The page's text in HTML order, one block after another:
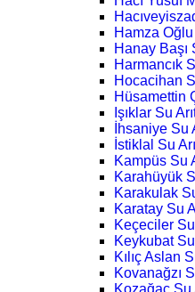
Hamza Oğlu
Hanay Başı
Harmancık
Hocacihan
Hüsamettin
Işıklar Su
İhsaniye Su
İstiklal Su
Kampüs Su
Karahüyük
Karakulak
Karatay Su
Keçeciler Su
Keykubat Su
Kılıç Aslan
Kovanağzı